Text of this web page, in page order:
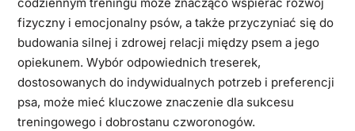
codziennym treningu może znacząco wspierać rozwój
fizyczny i emocjonalny psów, a także przyczyniać się do
budowania silnej i zdrowej relacji między psem a jego
opiekunem. Wybór odpowiednich treserek,
dostosowanych do indywidualnych potrzeb i preferencji
psa, może mieć kluczowe znaczenie dla sukcesu
treningowego i dobrostanu czworonogów.